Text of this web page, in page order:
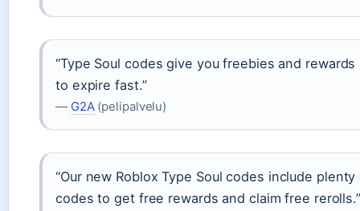
“Type Soul codes give you freebies and
to expire fast.”
— G2A(pelipalvelu)
“Our new Roblox Type Soul codes include
codes to get free rewards and claim free rerolls.”